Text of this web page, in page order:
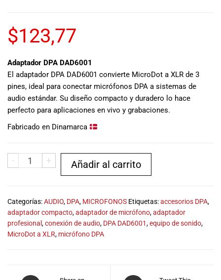
todas las
necesidades
musicales.
Nuestro equipo
de expertos en
música está
encontrar el
adecuado para
ti, y ofrecerte el
mejor servicio
al cliente
$123,77
Adaptador DPA DAD6001
El adaptador DPA DAD6001 convierte MicroDot a XLR de 3
pines, ideal para conectar micrófonos DPA a sistemas de
audio estándar. Su diseño compacto y duradero lo hace
perfecto para aplicaciones en vivo y grabaciones.
Fabricado en Dinamarca
- + Añadir al carrito
Categorías:AUDIO, DPA, MICROFONOS Etiquetas:accesorios DPA,
adaptador compacto,adaptador de micrófono,adaptador
profesional ,conexión de audio, DPA DAD6001,equipo de sonido,
MicroDot a XLR, micrófono DPA